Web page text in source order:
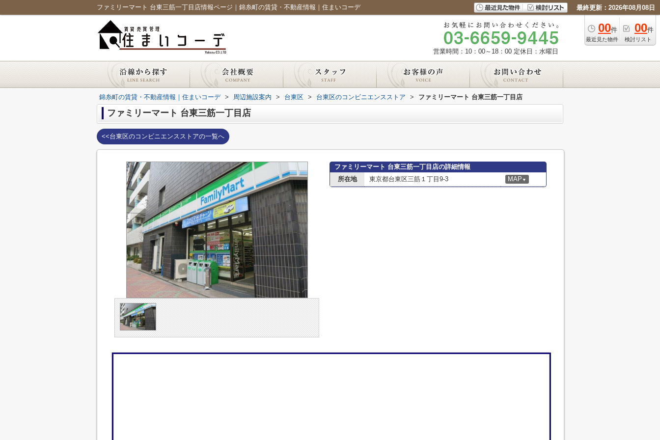
ファミリーマート 台東三筋一丁目店情報ページ｜錦糸町の賃貸・不動産情報｜住まいコーデ 最終更新：2026年08月08日
00件
最近見た物件
00件
検討リスト
営業時間：10：00～18：00 定休日：水曜日
錦糸町の賃貸・不動産情報｜住まいコーデ > 周辺施設案内 > 台東区 > 台東区のコンビニエンスストア > ファミリーマート 台東三筋一丁目店
ファミリーマート 台東三筋一丁目店
<<台東区のコンビニエンスストアの一覧へ
ファミリーマート 台東三筋一丁目店の詳細情報
所在地
東京都台東区三筋１丁目9-3 MAP ▼